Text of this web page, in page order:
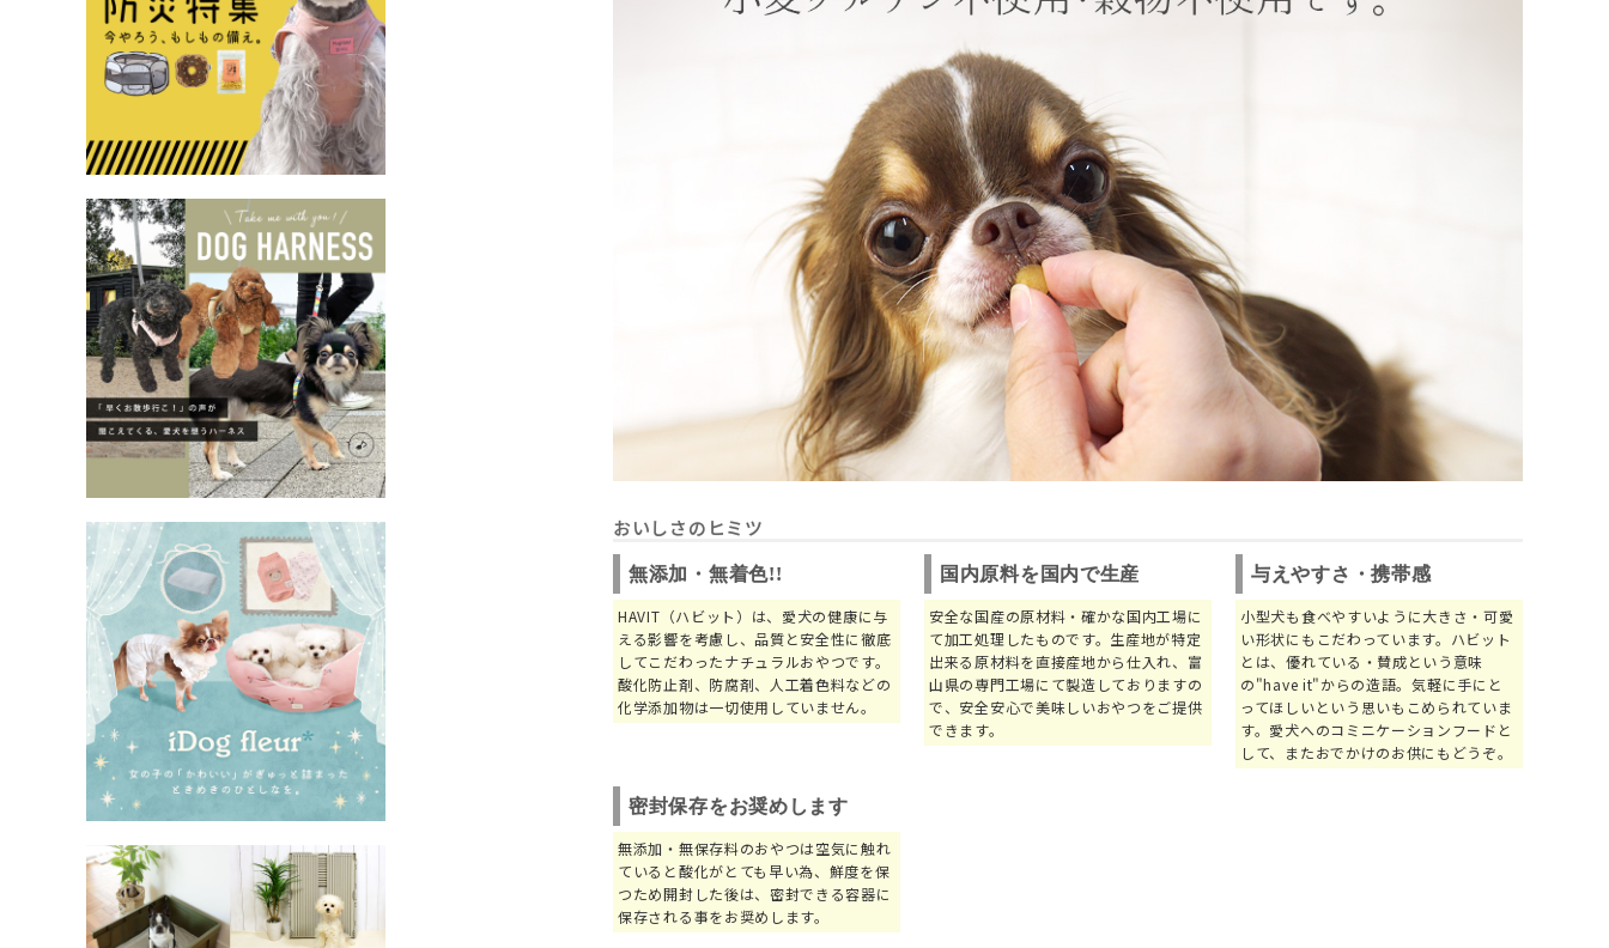
おいしさのヒミツ
無添加・無着色!!
HAVIT（ハビット）は、愛犬の健康に与
える影響を考慮し、品質と安全性に徹底
してこだわったナチュラルおやつです。
酸化防止剤、防腐剤、人工着色料などの
化学添加物は一切使用していません。
国内原料を国内で生産
安全な国産の原材料・確かな国内工場に
て加工処理したものです。生産地が特定
出来る原材料を直接産地から仕入れ、富
山県の専門工場にて製造しておりますの
で、安全安心で美味しいおやつをご提供
できます。
与えやすさ・携帯感
小型犬も食べやすいように大きさ・可愛
い形状にもこだわっています。ハビット
とは、優れている・賛成という意味
の"have it"からの造語。気軽に手にと
ってほしいという思いもこめられていま
す。愛犬へのコミニケーションフードと
して、またおでかけのお供にもどうぞ。
密封保存をお奨めします
無添加・無保存料のおやつは空気に触れ
ていると酸化がとても早い為、鮮度を保
つため開封した後は、密封できる容器に
保存される事をお奨めします。